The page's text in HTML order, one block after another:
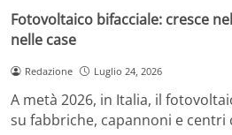
Fotovoltaico bifacciale: cresce
nelle case
Redazione Luglio 24, 2026
A metà 2026, in Italia, il
su fabbriche, capannoni e